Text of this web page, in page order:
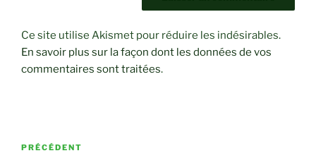
Ce site utilise Akismet pour réduire les indésirables.
En savoir plus sur la façon dont les données de vos
commentaires sont traitées.
Navigation
Article
PRÉCÉDENT